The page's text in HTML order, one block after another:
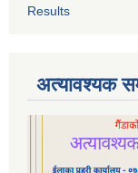
Results
अत्यावश्यक